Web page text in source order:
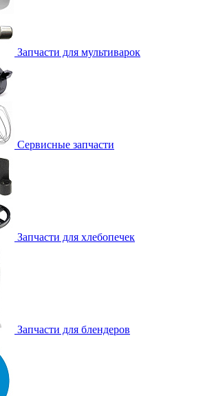
Запчасти для мультиварок
Сервисные запчасти
Запчасти для хлебопечек
Запчасти для блендеров